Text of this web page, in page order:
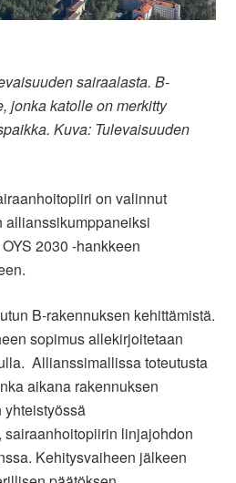
sairaalasta. B-
jonka katolle on merkitty
Kuva: Tulevaisuuden
on valinnut
allianssikumppaneiksi
2030 -hankkeen
B-rakennuksen kehittämistä.
sopimus allekirjoitetaan
Allianssimallissa toteutusta
aikana rakennuksen
yhteistyössä
linjajohdon
Kehitysvaiheen jälkeen